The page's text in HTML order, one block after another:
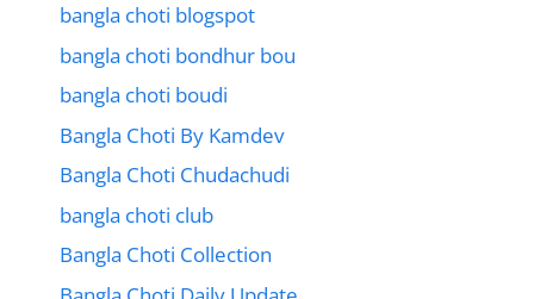
bangla choti blogspot
bangla choti bondhur bou
bangla choti boudi
Bangla Choti By Kamdev
Bangla Choti Chudachudi
bangla choti club
Bangla Choti Collection